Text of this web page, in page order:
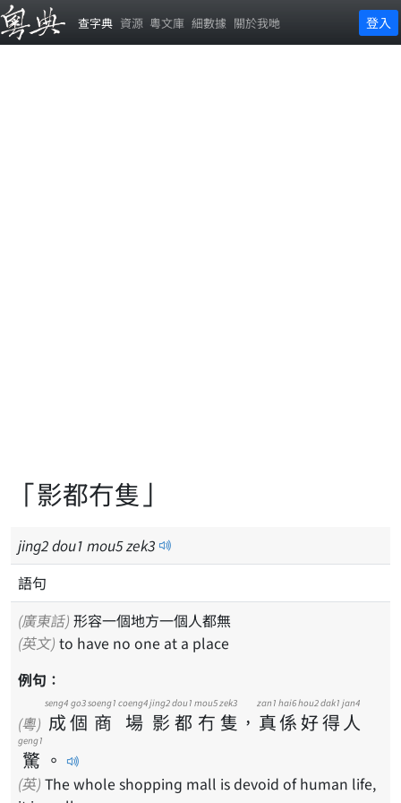
查字典 資源 粵文庫 細數據 關於我哋 登入
「影都冇隻」
jing2dou1 mou5zek3
語句
(廣東話) 形容一個地方一個人都無
(英文) to have no one at a place
例句：
(粵) 成
seng4
個
go3
商
soeng1
場
coeng4
影
jing2
都
dou1
冇
mou5
隻
zek3
， 真
zan1
係
hai6
好
hou2
得
dak1
人
jan4
驚
geng1
。
(英) The whole shopping mall is devoid of human life,